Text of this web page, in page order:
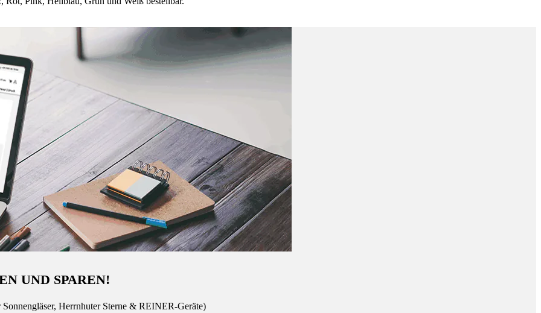
UND SPAREN!
Herrnhuter Sterne & REINER-Geräte)